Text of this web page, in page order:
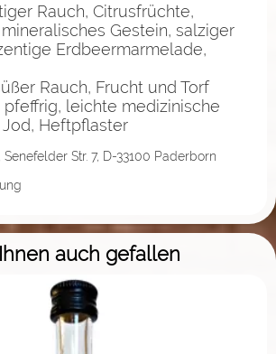
Rauch, Citrusfrüchte,
Gestein, salziger
Erdbeermarmelade,
Rauch, Frucht und Torf
leichte medizinische
Heftpflaster
Str. 7, D-33100 Paderborn
auch gefallen